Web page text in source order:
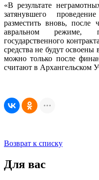
«В результате
затянувшего
разместить вновь, после
авральном режиме,
государственного
средства не будут освоены
можно только после
считают в Архангельском
Возврат к списку
Для вас